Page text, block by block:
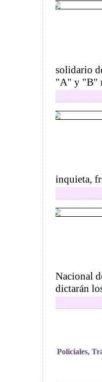
solidario
"A" y "B"
inquieta,
Nacional
dictarán
Policiales,